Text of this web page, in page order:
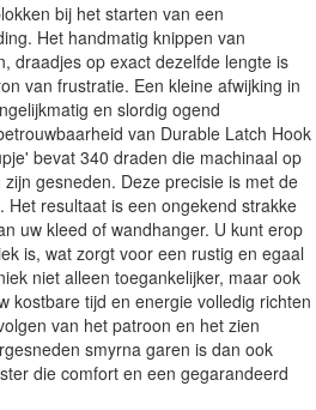
bij het starten van een
Het handmatig knippen van
draadjes op exact dezelfde lengte is
van frustratie. Een kleine afwijking in
en slordig ogend
van Durable Latch Hook
bevat 340 draden die machinaal op
gesneden. Deze precisie is met de
Het resultaat is een ongekend strakke
uw kleed of wandhanger. U kunt erop
is, wat zorgt voor een rustig en egaal
niet alleen toegankelijker, maar ook
kostbare tijd en energie volledig richten
van het patroon en het zien
smyrna garen is dan ook
die comfort en een gegarandeerd